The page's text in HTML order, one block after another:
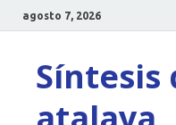
agosto 7, 2026
Síntesis